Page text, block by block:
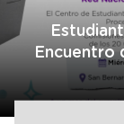
Encuentro